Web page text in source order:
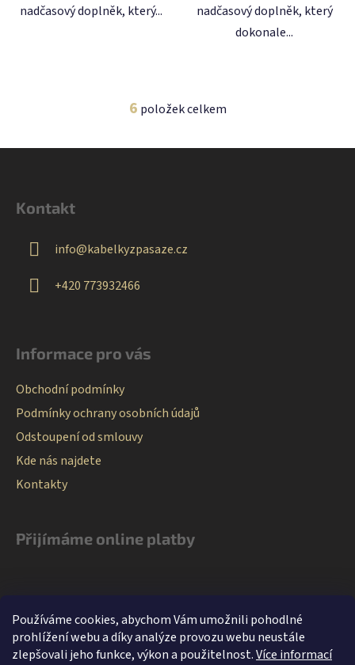
Používáme cookies, abychom Vám umožnili pohodlné
prohlížení webu a díky analýze provozu webu neustále
zlepšovali jeho funkce, výkon a použitelnost.Více informací
nadčasový doplněk, který...
nadčasový doplněk, který
dokonale...
O
l
p
s
6 položek celkem
Kontakt
info@kabelkyzpasaze.cz
+420 773932466
Informace pro vás
Obchodní podmínky
Podmínky ochrany osobních údajů
Odstoupení od smlouvy
Kde nás najdete
Kontakty
Přijímáme online platby